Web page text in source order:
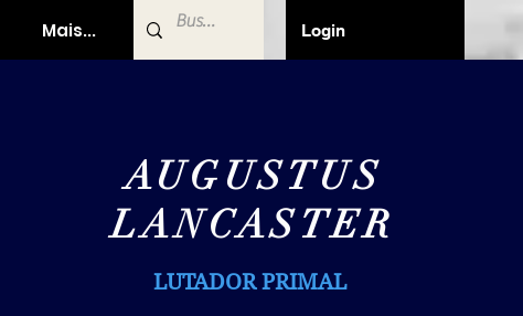
Mais... Login
AUGUSTUS
LANCASTER
LUTADOR PRIMAL